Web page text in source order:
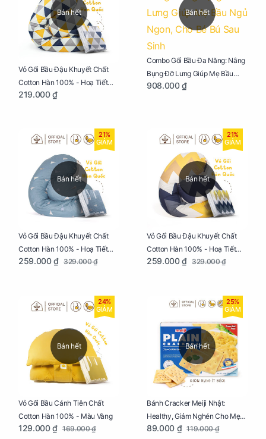
Bán hết
Vỏ Gối Bầu Đậu Khuyết Chất
Cotton Hàn 100% - Hoạ Tiết
Tam Giác
219.000 ₫
Bán hết
Combo Gối Bầu Đa Năng: Nâng
Bụng Đỡ Lưng Giúp Mẹ Bầu
Ngủ Ngon, Cho Bé Bú Sau Sinh
908.000 ₫
Bán hết
21%
GIẢM
Vỏ Gối Bầu Đậu Khuyết Chất
Cotton Hàn 100% - Hoạ Tiết
Thông Lạnh
259.000 ₫ 329.000 ₫
Bán hết
21%
GIẢM
Vỏ Gối Bầu Đậu Khuyết Chất
Cotton Hàn 100% - Hoạ Tiết
Ziczac
259.000 ₫ 329.000 ₫
Bán hết
24%
GIẢM
Vỏ Gối Bầu Cánh Tiên Chất
Cotton Hàn 100% - Màu Vàng
129.000 ₫ 169.000 ₫
Bán hết
25%
GIẢM
Bánh Cracker Meiji Nhật:
Healthy, Giảm Nghén Cho Mẹ
Bầu Hộp 104g
89.000 ₫ 119.000 ₫